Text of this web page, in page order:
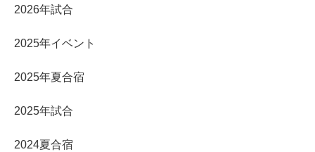
2026年試合
2025年イベント
2025年夏合宿
2025年試合
2024夏合宿